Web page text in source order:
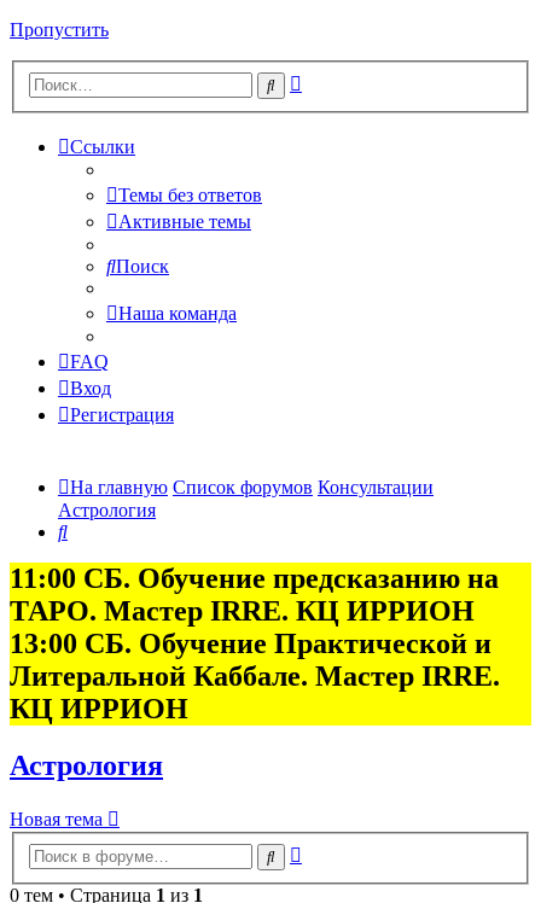
Пропустить
Поиск
Ссылки
Темы без ответов
Активные темы
Поиск
Наша команда
FAQ
Вход
Регистрация
На главную Список форумов Консультации
Астрология
Поиск
11:00 СБ. Обучение предсказанию на
ТАРО. Мастер IRRE. КЦ ИРРИОН
13:00 СБ. Обучение Практической и
Литеральной Каббале. Мастер IRRE.
КЦ ИРРИОН
Астрология
Новая тема
Поиск
0 тем • Страница 1 из 1